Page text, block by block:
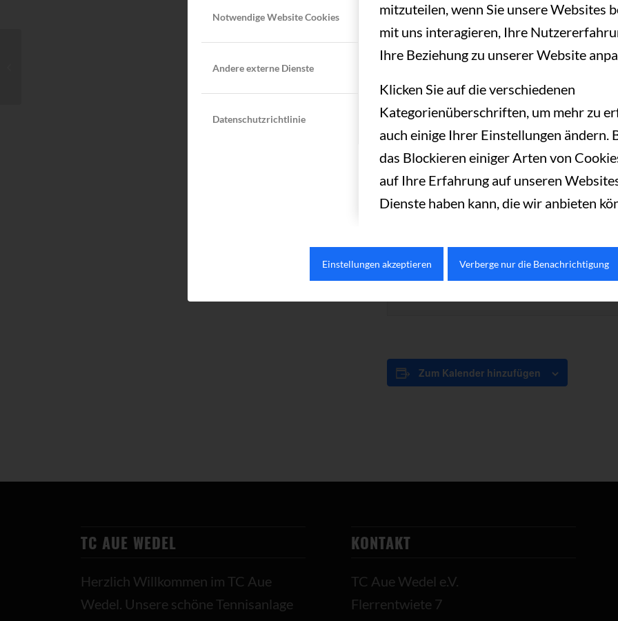
Notwendige Website Cookies
Andere externe Dienste
Datenschutzrichtlinie
mitzuteilen, wenn Sie unsere Websites
mit uns interagieren, Ihre
Ihre Beziehung zu unserer Website
Klicken Sie auf die verschiedenen
Kategorienüberschriften, um mehr zu
auch einige Ihrer Einstellungen ändern.
das Blockieren einiger Arten von
auf Ihre Erfahrung auf unseren
Dienste haben kann, die wir anbieten
Einstellungen akzeptieren Verberge nur die Benachrichtigung
Ich willige ein, das mich der TC Aue
kontaktiert. Meine Daten werden
Eine Weitergabe an Dritte erfolgt
Datenschutzerklärung
Zum Kalender hinzufügen
TC AUE WEDEL
Herzlich Willkommen im TC Aue
Wedel. Unsere schöne Tennisanlage
KONTAKT
TC Aue Wedel e.V.
Flerrentwiete 7